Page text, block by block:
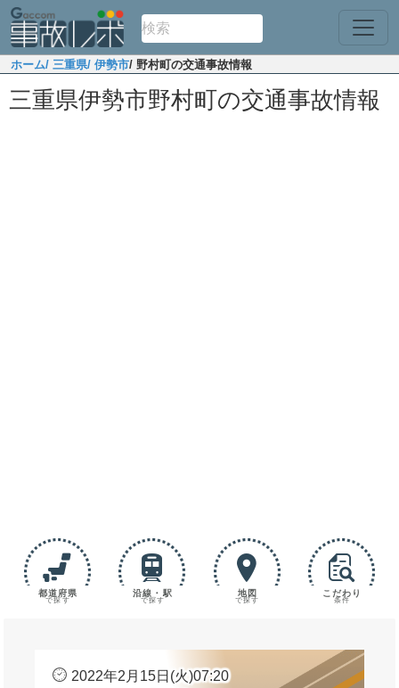
ホーム/ 三重県/ 伊勢市/ 野村町の交通事故情報
三重県伊勢市野村町の交通事故情報
都道府県
で探す
沿線・駅
で探す
地図
で探す
こだわり
条件
2022年2月15日(火)07:20